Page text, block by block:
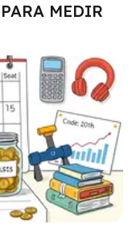
MEDIR